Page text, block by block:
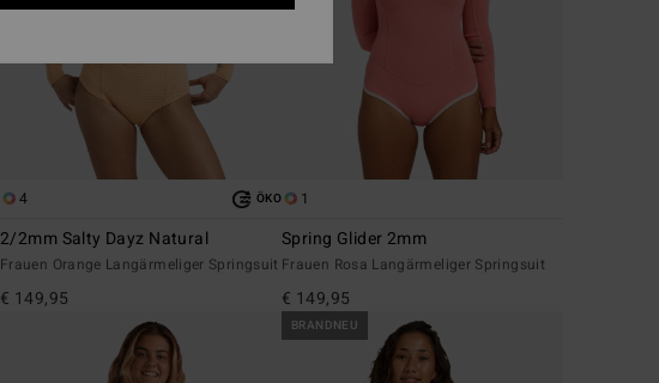
4 ÖKO
2/2mm Salty Dayz Natural
Frauen Orange Langärmeliger Springsuit
€ 149,95
1
Spring Glider 2mm
Frauen Rosa Langärmeliger Springsuit
€ 149,95
BRANDNEU